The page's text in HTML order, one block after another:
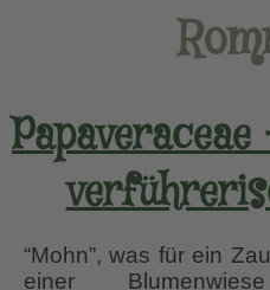
“Mohn”, was für ein
einer